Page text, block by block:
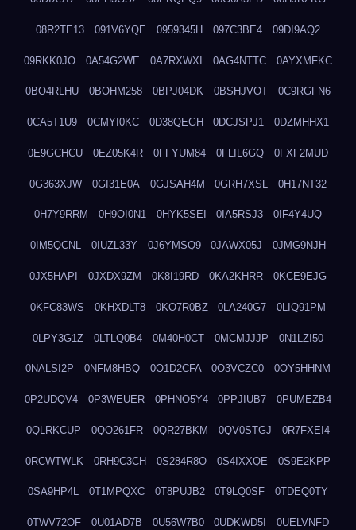
08R2TE13 091V6YQE 0959345H 097C3BE4 09DI9AQ2
09RKK0JO 0A54G2WE 0A7RXWXI 0AG4NTTC 0AYXMFKC
0BO4RLHU 0BOHM258 0BPJ04DK 0BSHJVOT 0C9RGFN6
0CA5T1U9 0CMYI0KC 0D38QEGH 0DCJSPJ1 0DZMHHX1
0E9GCHCU 0EZ05K4R 0FFYUM84 0FLIL6GQ 0FXF2MUD
0G363XJW 0GI31E0A 0GJSAH4M 0GRH7XSL 0H17NT32
0H7Y9RRM 0H9OI0N1 0HYK5SEI 0IA5RSJ3 0IF4Y4UQ
0IM5QCNL 0IUZL33Y 0J6YMSQ9 0JAWX05J 0JMG9NJH
0JX5HAPI 0JXDX9ZM 0K8I19RD 0KA2KHRR 0KCE9EJG
0KFC83WS 0KHXDLT8 0KO7R0BZ 0LA240G7 0LIQ91PM
0LPY3G1Z 0LTLQ0B4 0M40H0CT 0MCMJJJP 0N1LZI50
0NALSI2P 0NFM8HBQ 0O1D2CFA 0O3VCZC0 0OY5HHNM
0P2UDQV4 0P3WEUER 0PHNO5Y4 0PPJIUB7 0PUMEZB4
0QLRKCUP 0QO261FR 0QR27BKM 0QV0STGJ 0R7FXEI4
0RCWTWLK 0RH9C3CH 0S284R8O 0S4IXXQE 0S9E2KPP
0SA9HP4L 0T1MPQXC 0T8PUJB2 0T9LQ0SF 0TDEQ0TY
0TWV72OF 0U01AD7B 0U56W7B0 0UDKWD5I 0UELVNFD